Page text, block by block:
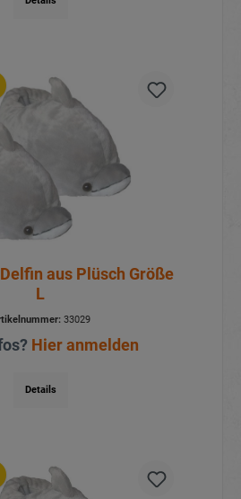
aus Plüsch Größe
L
33029
Hier anmelden
Details